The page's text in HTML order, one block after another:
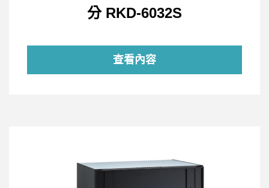
分 RKD-6032S
查看內容